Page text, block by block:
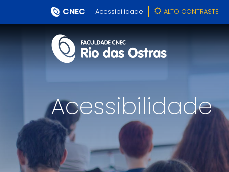
CNEC Acessibilidade ALTO CONTRASTE
Acessibilidade